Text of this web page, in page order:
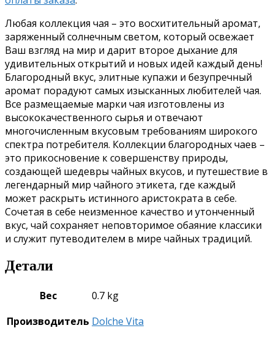
Любая коллекция чая – это восхитительный аромат,
заряженный солнечным светом, который освежает
Ваш взгляд на мир и дарит второе дыхание для
удивительных открытий и новых идей каждый день!
Благородный вкус, элитные купажи и безупречный
аромат порадуют самых изысканных любителей чая.
Все размещаемые марки чая изготовлены из
высококачественного сырья и отвечают
многочисленным вкусовым требованиям широкого
спектра потребителя. Коллекции благородных чаев –
это прикосновение к совершенству природы,
создающей шедевры чайных вкусов, и путешествие в
легендарный мир чайного этикета, где каждый
может раскрыть истинного аристократа в себе.
Сочетая в себе неизменное качество и утонченный
вкус, чай сохраняет неповторимое обаяние классики
и служит путеводителем в мире чайных традиций.
Детали
Вес
0.7 kg
Производитель Dolche Vita